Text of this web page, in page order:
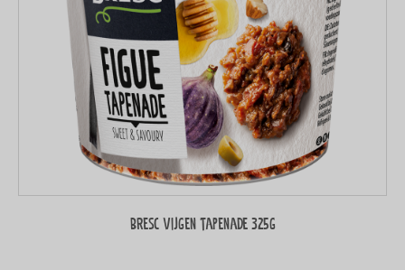
Bresc Vijgen tapenade 325g